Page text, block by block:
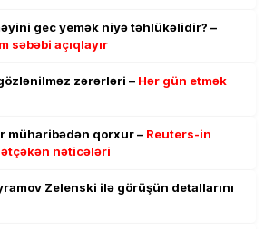
gec yemək niyə təhlükəlidir? –
səbəbi açıqlayır
zərərləri – Hər gün etmək
müharibədən qorxur – Reuters-in
nəticələri
Zelenski ilə görüşün detallarını